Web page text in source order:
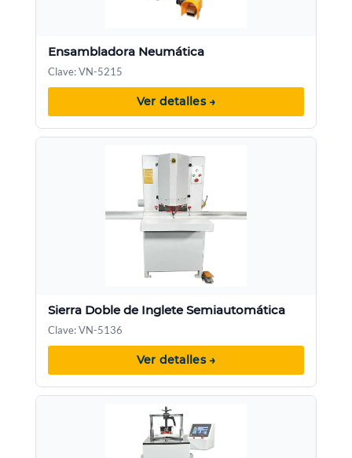
Ensambladora Neumática
Clave: VN-5215
Ver detalles →
Sierra Doble de Inglete Semiautomática
Clave: VN-5136
Ver detalles →